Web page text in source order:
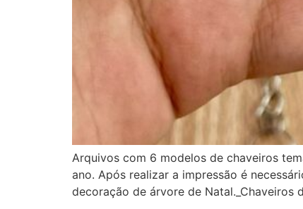
Arquivos com 6 modelos de chaveiros
ano. Após realizar a impressão é
decoração de árvore de Natal._Chaveiros